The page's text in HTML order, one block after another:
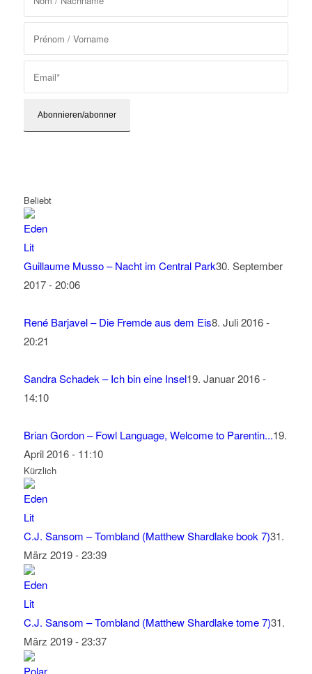
Beliebt
Guillaume Musso – Nacht im Central Park30. September
2017 - 20:06
René Barjavel – Die Fremde aus dem Eis8. Juli 2016 -
20:21
Sandra Schadek – Ich bin eine Insel19. Januar 2016 -
14:10
Brian Gordon – Fowl Language, Welcome to Parentin...19.
April 2016 - 11:10
Kürzlich
C.J. Sansom – Tombland (Matthew Shardlake book 7)31.
März 2019 - 23:39
C.J. Sansom – Tombland (Matthew Shardlake tome 7)31.
März 2019 - 23:37